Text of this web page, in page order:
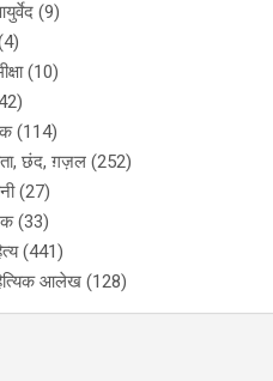
(9)
(10)
(114)
छंद, ग़ज़ल (252)
(27)
(33)
(441)
आलेख (128)